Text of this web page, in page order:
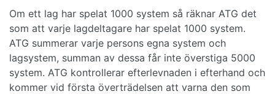
Om ett lag har spelat 1000 system så räknar ATG det
som att varje lagdeltagare har spelat 1000 system.
ATG summerar varje persons egna system och
lagsystem, summan av dessa får inte överstiga 5000
system. ATG kontrollerar efterlevnaden i efterhand och
kommer vid första överträdelsen att varna den som